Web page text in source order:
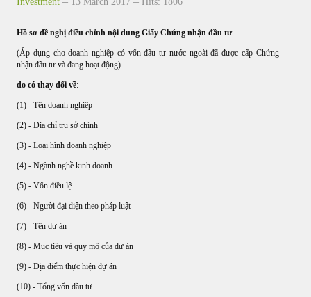
G&V CO., LTD
NEWS & EVENT
ATTORNEY AT LAW
ANH QUANG LAW FIRM
Hồ sơ đề nghị điều chỉnh nội dung Giấy Chứng nhận đầu tư
(Áp dụng cho doanh nghiệp có vốn đầu tư nước ngoài đã được cấp Chứng
nhận đầu tư và đang hoạt động).
do có thay đổi về:
(1) - Tên doanh nghiệp
(2) - Địa chỉ trụ sở chính
(3) - Loại hình doanh nghiệp
(4) - Ngành nghề kinh doanh
(5) - Vốn điều lệ
(6) - Người đại diện theo pháp luật
(7) - Tên dự án
(8) - Mục tiêu và quy mô của dự án
(9) - Địa điểm thực hiện dự án
(10) - Tổng vốn đầu tư